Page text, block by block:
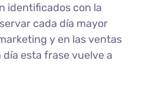
identificados con la
cada día mayor
y en las ventas
esta frase vuelve a